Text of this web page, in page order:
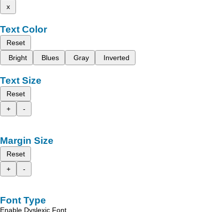
x
Text Color
Reset
Bright
Blues Gray Inverted
Text Size
Reset
+
-
Margin Size
Reset
+
-
Font Type
Enable Dyslexic Font